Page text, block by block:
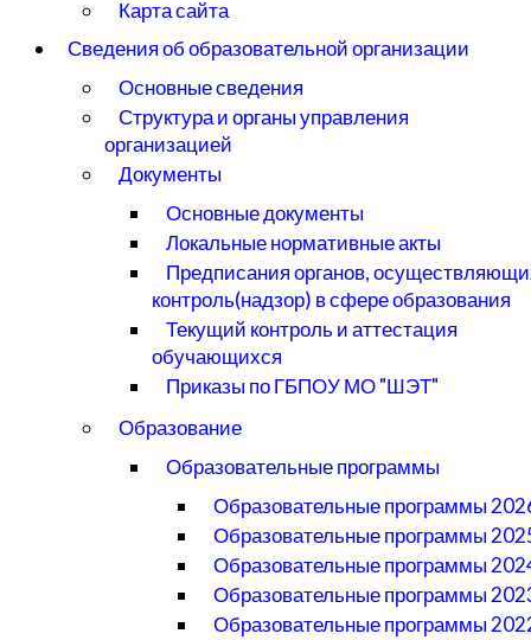
Карта сайта
Сведения об образовательной организации
Основные сведения
Структура и органы управления
организацией
Документы
Основные документы
Локальные нормативные акты
Предписания органов,
контроль(надзор) в сфере образования
Текущий контроль и аттестация
обучающихся
Приказы по ГБПОУ МО "ШЭТ"
Образование
Образовательные программы
Образовательные программы
Образовательные программы
Образовательные программы
Образовательные программы
Образовательные программы